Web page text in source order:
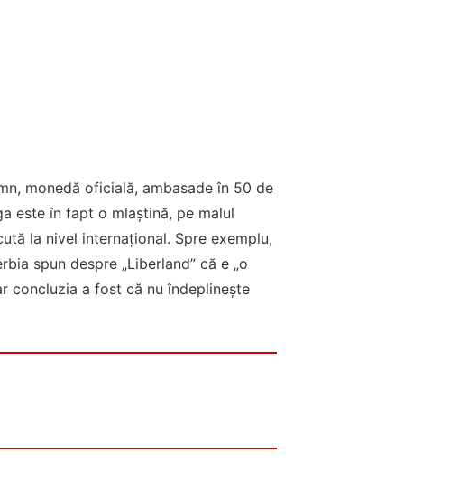
monedă oficială, ambasade în 50 de
este în fapt o mlaştină, pe malul
la nivel internaţional. Spre exemplu,
spun despre „Liberland” că e „o
concluzia a fost că nu îndeplineşte